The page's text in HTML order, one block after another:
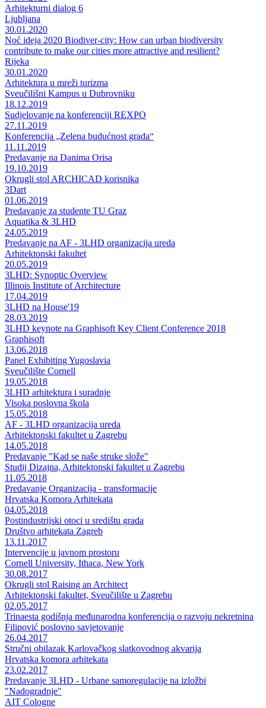
Arhitekturni dialog 6
Ljubljana
30.01.2020
Noć ideja 2020 Biodiver-city: How can urban biodiversity
contribute to make our cities more attractive and resilient?
Rijeka
30.01.2020
Arhitektura u mreži turizma
Sveučilišni Kampus u Dubrovniku
18.12.2019
Sudjelovanje na konferenciji REXPO
27.11.2019
Konferencija „Zelena budućnost grada“
11.11.2019
Predavanje na Danima Orisa
19.10.2019
Okrugli stol ARCHICAD korisnika
3Dart
01.06.2019
Predavanje za studente TU Graz
Aquatika & 3LHD
24.05.2019
Predavanje na AF - 3LHD organizacija ureda
Arhitektonski fakultet
20.05.2019
3LHD: Synoptic Overview
Illinois Institute of Architecture
17.04.2019
3LHD na House'19
28.03.2019
3LHD keynote na Graphisoft Key Client Conference 2018
Graphisoft
13.06.2018
Panel Exhibiting Yugoslavia
Sveučilište Cornell
19.05.2018
3LHD arhitektura i suradnje
Visoka poslovna škola
15.05.2018
AF - 3LHD organizacija ureda
Arhitektonski fakultet u Zagrebu
14.05.2018
Predavanje "Kad se naše struke slože"
Studij Dizajna, Arhitektonski fakultet u Zagrebu
11.05.2018
Predavanje Organizacija - transformacije
Hrvatska Komora Arhitekata
04.05.2018
Postindustrijski otoci u središtu grada
Društvo arhitekata Zagreb
13.11.2017
Intervencije u javnom prostoru
Cornell University, Ithaca, New York
30.08.2017
Okrugli stol Raising an Architect
Arhitektonski fakultet, Sveučilište u Zagrebu
02.05.2017
Trinaesta godišnja međunarodna konferencija o razvoju nekretnina
Filipović poslovno savjetovanje
26.04.2017
Stručni obilazak Karlovačkog slatkovodnog akvarija
Hrvatska komora arhitekata
23.02.2017
Predavanje 3LHD - Urbane samoregulacije na izložbi
"Nadogradnje"
AIT Cologne